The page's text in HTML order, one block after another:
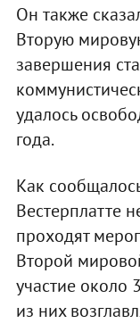
Он также
Вторую
завершения
удалось
года.
Как
Вестерплатте
проходят
Второй
участие около
из них